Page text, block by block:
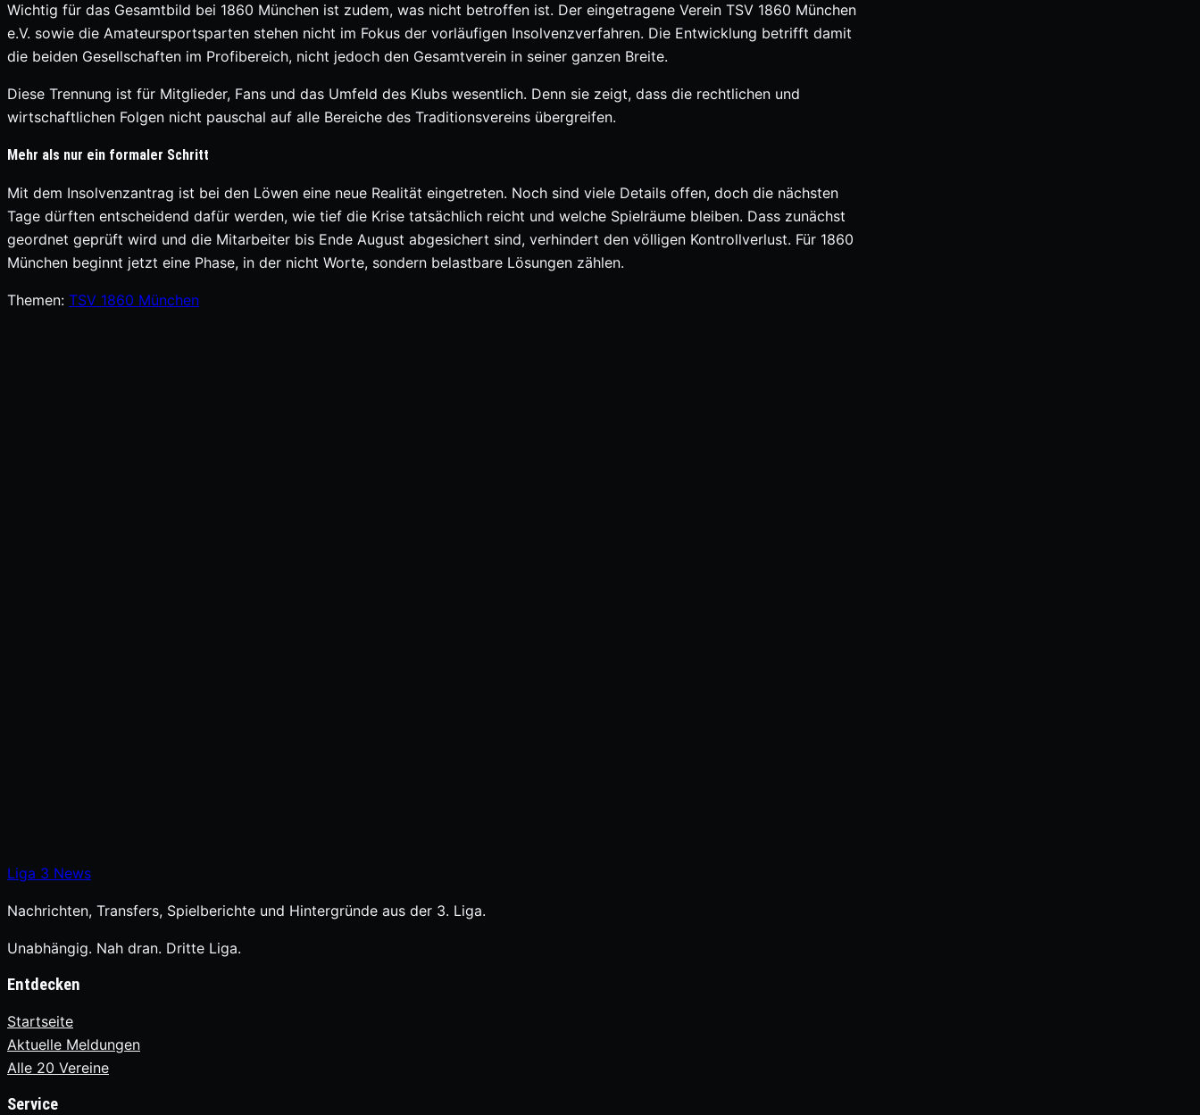
Wichtig für das Gesamtbild bei 1860 München ist zudem, was nicht betroffen ist. Der eingetragene Verein TSV 1860 München
e.V. sowie die Amateursportsparten stehen nicht im Fokus der vorläufigen Insolvenzverfahren. Die Entwicklung betrifft damit
die beiden Gesellschaften im Profibereich, nicht jedoch den Gesamtverein in seiner ganzen Breite.
Diese Trennung ist für Mitglieder, Fans und das Umfeld des Klubs wesentlich. Denn sie zeigt, dass die rechtlichen und
wirtschaftlichen Folgen nicht pauschal auf alle Bereiche des Traditionsvereins übergreifen.
Mehr als nur ein formaler Schritt
Mit dem Insolvenzantrag ist bei den Löwen eine neue Realität eingetreten. Noch sind viele Details offen, doch die nächsten
Tage dürften entscheidend dafür werden, wie tief die Krise tatsächlich reicht und welche Spielräume bleiben. Dass zunächst
geordnet geprüft wird und die Mitarbeiter bis Ende August abgesichert sind, verhindert den völligen Kontrollverlust. Für 1860
München beginnt jetzt eine Phase, in der nicht Worte, sondern belastbare Lösungen zählen.
Themen: TSV 1860 München
Liga 3 News
Nachrichten, Transfers, Spielberichte und Hintergründe aus der 3. Liga.
Unabhängig. Nah dran. Dritte Liga.
Entdecken
Startseite
Aktuelle Meldungen
Alle 20 Vereine
Service